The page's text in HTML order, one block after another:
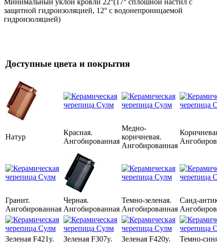
защитной гидроизоляцией, 12° с водонепроницаемой
гидроизоляцией)
Доступные цвета и покрытия
Натур
Красная.
Ангобированная
Медно-
коричневая.
Ангобированная
Гранит.
Ангобированная
Черная.
Ангобированная
Темно-зеленая.
Ангобированная
Санд-
Зеленая F421y.
Зеленая F307y.
Зеленая F420y.
Темно-